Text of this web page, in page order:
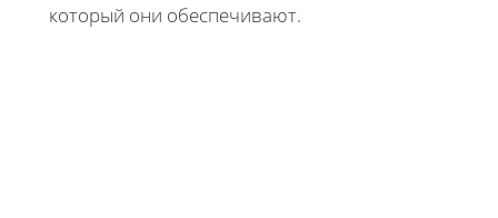
который они обеспечивают.